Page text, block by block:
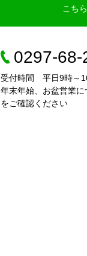
こち
0297-68-
受付時間 平日9時～
年末年始、お盆営業
をご確認ください